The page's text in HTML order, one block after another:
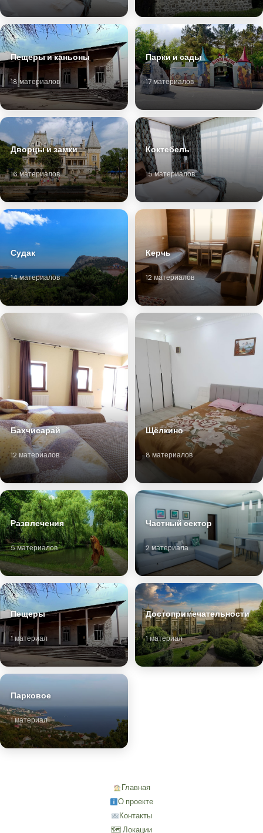
Пещеры и каньоны
18 материалов
Парки и сады
17 материалов
Дворцы и замки
16 материалов
Коктебель
15 материалов
Судак
14 материалов
Керчь
12 материалов
Бахчисарай
12 материалов
Щёлкино
8 материалов
Развлечения
5 материалов
Частный сектор
2 материала
Пещеры
1 материал
Достопримечательности
1 материал
Парковое
1 материал
Главная
О проекте
Контакты
🗺 Локации